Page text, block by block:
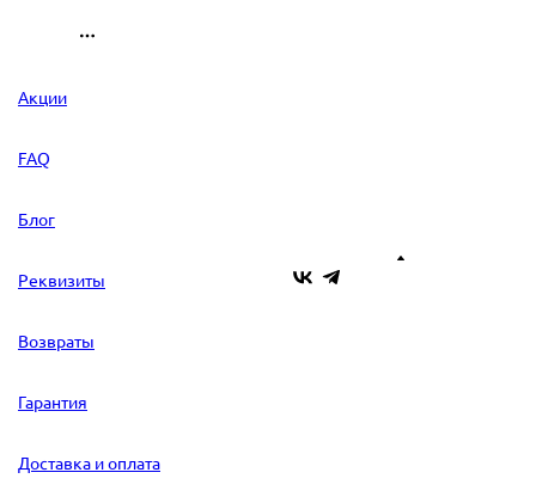
Акции
FAQ
Блог
Реквизиты
Возвраты
Гарантия
Доставка и оплата